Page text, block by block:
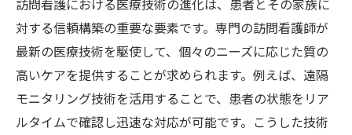
訪問看護における医療技術の進化は、患者とその家族に
対する信頼構築の重要な要素です。専門の訪問看護師が
最新の医療技術を駆使して、個々のニーズに応じた質の
高いケアを提供することが求められます。例えば、遠隔
モニタリング技術を活用することで、患者の状態をリア
ルタイムで確認し迅速な対応が可能です。こうした技術